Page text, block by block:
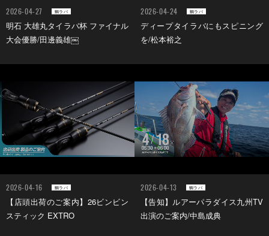
2026-04-27 鯛ラバ
明石 大雄丸タイラバ杯 ファイナル
大会優勝/田邊義雄￼
2026-04-24 鯛ラバ
ディープタイラバにもスピニング
を/松本裕之
2026-04-16 鯛ラバ
【店頭出荷のご案内】26ビンビン
スティック EXTRO
2026-04-13 鯛ラバ
【告知】ルアーパラダイス九州TV
出演のご案内/中島成典